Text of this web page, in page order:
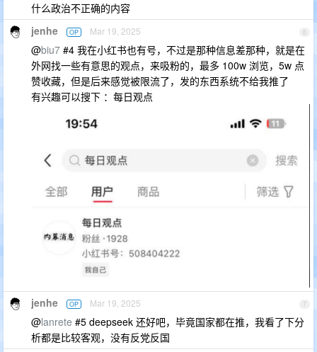
什么政治不正确的内容
6
jenhe OP Mar 19, 2025
@biu7 #4 我在小红书也有号，不过是那种信息差那种，就是在
外网找一些有意思的观点，来吸粉的，最多 100w 浏览，5w 点
赞收藏，但是后来感觉被限流了，发的东西系统不给我推了
有兴趣可以搜下 ：每日观点
7
jenhe OP Mar 19, 2025
@lanrete #5 deepseek 还好吧，毕竟国家都在推，我看了下分
析都是比较客观，没有反党反国